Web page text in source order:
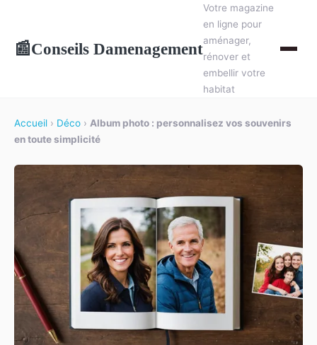
📰Conseils Damenagement
Votre magazine
en ligne pour
aménager,
rénover et
embellir votre
habitat
Accueil › Déco › Album photo : personnalisez vos souvenirs
en toute simplicité